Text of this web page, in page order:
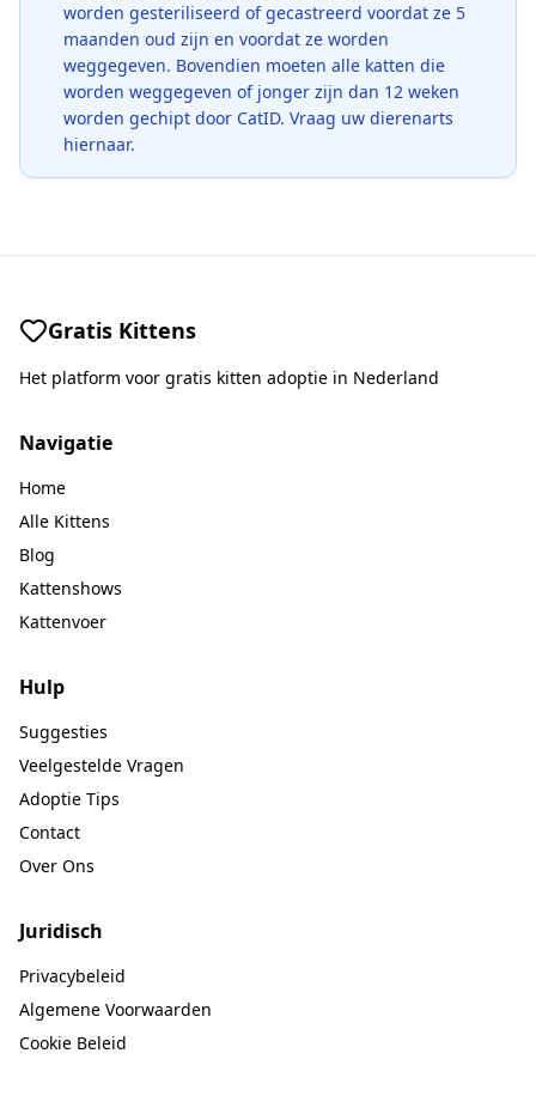
worden gesteriliseerd of gecastreerd voordat ze 5
maanden oud zijn en voordat ze worden
weggegeven. Bovendien moeten alle katten die
worden weggegeven of jonger zijn dan 12 weken
worden gechipt door CatID. Vraag uw dierenarts
hiernaar.
Gratis Kittens
Het platform voor gratis kitten adoptie in Nederland
Navigatie
Home
Alle Kittens
Blog
Kattenshows
Kattenvoer
Hulp
Suggesties
Veelgestelde Vragen
Adoptie Tips
Contact
Over Ons
Juridisch
Privacybeleid
Algemene Voorwaarden
Cookie Beleid